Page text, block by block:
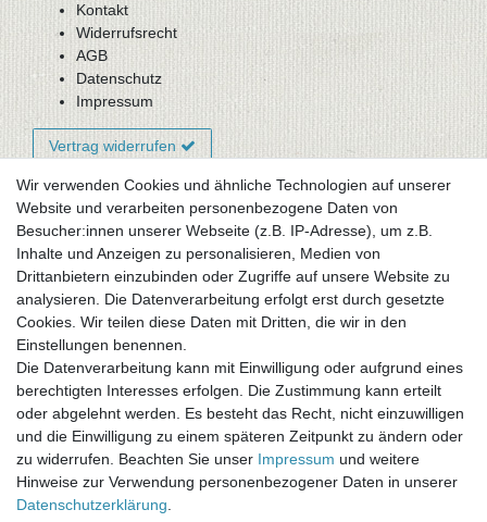
Kontakt
Widerrufsrecht
AGB
Datenschutz
Impressum
Vertrag widerrufen
Newsletter-Anmeldung
FAQ / Fragen
Mein Warenkorb
Mein Merkzettel
Mein Konto
UNSER LADENGESCHÄFT
Gottlieb-Daimler-Str. 10
33334 Gütersloh
ÖFFNUNGSZEITEN
Montag - Dienstag: 8.00 - 18.00 Uhr, Mittwoch Ruhetag,
Donnerstag: 8.00 - 18.00 Uhr, Freitag 8.00 - 14.00 Uhr
Wir verwenden Cookies und ähnliche Technologien auf unserer
Website und verarbeiten personenbezogene Daten von
Besucher:innen unserer Webseite (z.B. IP-Adresse), um z.B.
Inhalte und Anzeigen zu personalisieren, Medien von
Drittanbietern einzubinden oder Zugriffe auf unsere Website zu
analysieren. Die Datenverarbeitung erfolgt erst durch gesetzte
Cookies. Wir teilen diese Daten mit Dritten, die wir in den
Einstellungen benennen.
Die Datenverarbeitung kann mit Einwilligung oder aufgrund eines
berechtigten Interesses erfolgen. Die Zustimmung kann erteilt
oder abgelehnt werden. Es besteht das Recht, nicht einzuwilligen
und die Einwilligung zu einem späteren Zeitpunkt zu ändern oder
zu widerrufen. Beachten Sie unser Impressum und weitere
Hinweise zur Verwendung personenbezogener Daten in unserer
Daten­schutz­erklärung